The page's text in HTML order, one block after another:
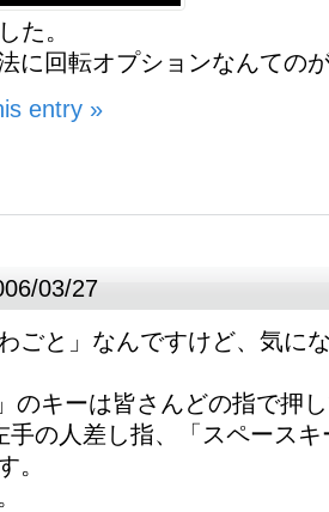
た。
に回転オプションなんての
entry »
03/27
ごと」なんですけど、気に
のキーは皆さんどの指で押
手の人差し指、「スペース
。